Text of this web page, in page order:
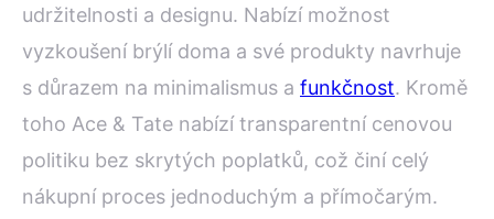
udržitelnosti a designu. Nabízí možnost
vyzkoušení brýlí doma a své produkty navrhuje
s důrazem na minimalismus a funkčnost. Kromě
toho Ace & Tate nabízí transparentní cenovou
politiku bez skrytých poplatků, což činí celý
nákupní proces jednoduchým a přímočarým.